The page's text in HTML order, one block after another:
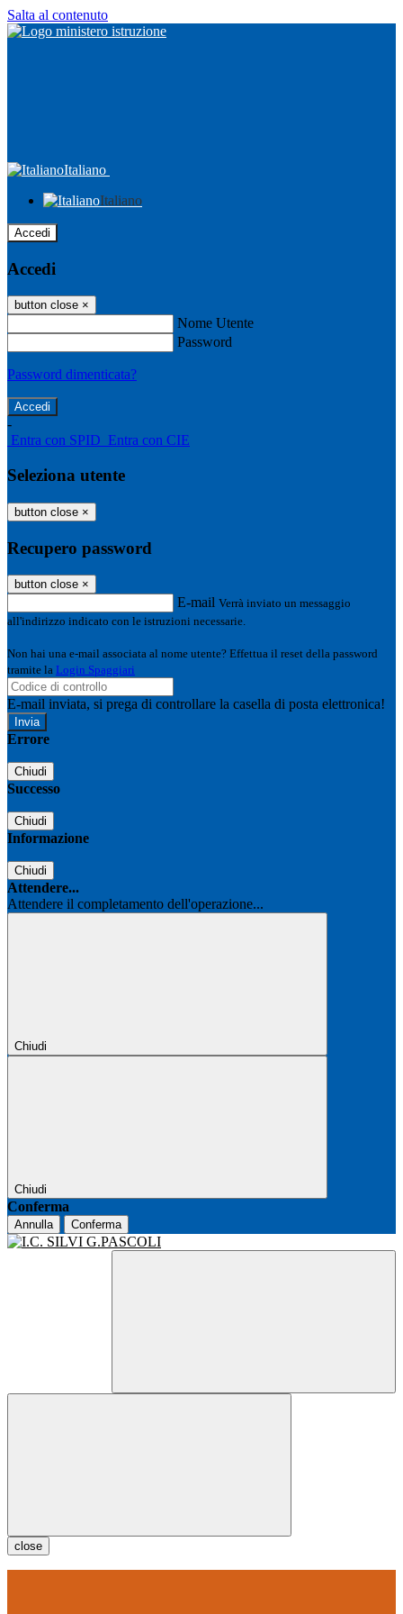
Salta al contenuto
Italiano
Italiano
Accedi
Accedi
button close ×
Nome Utente
Password
Password dimenticata?
-
Entra con SPID Entra con CIE
Seleziona utente
button close ×
Recupero password
button close ×
E-mail Verrà inviato un messaggio
all'indirizzo indicato con le istruzioni necessarie.
Non hai una e-mail associata al nome utente? Effettua il reset della password
tramite la Login Spaggiari
E-mail inviata, si prega di controllare la casella di posta elettronica!
Errore
Chiudi
Successo
Chiudi
Informazione
Chiudi
Attendere...
Attendere il completamento dell'operazione...
Chiudi
Chiudi
Conferma
Annulla Conferma
close